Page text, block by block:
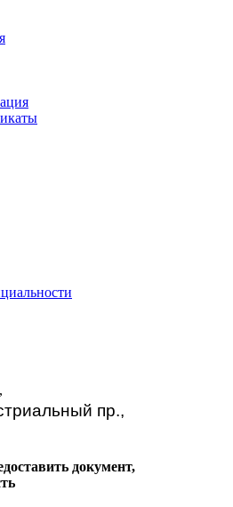
,
пр.,
документ,